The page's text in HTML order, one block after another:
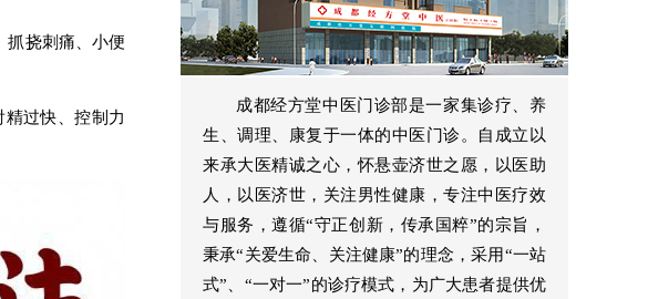
抓挠刺痛、小便
过快、控制力
成都经方堂中医门诊部是一家集诊疗、养
生、调理、康复于一体的中医门诊。自成立以
来承大医精诚之心，怀悬壶济世之愿，以医助
人，以医济世，关注男性健康，专注中医疗效
与服务，遵循“守正创新，传承国粹”的宗旨，
秉承“关爱生命、关注健康”的理念，采用“一站
式”、“一对一”的诊疗模式，为广大患者提供优